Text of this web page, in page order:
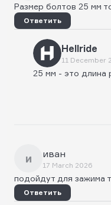
Размер болтов 25 мм
Ответить
Hellride
11 December
25 мм - это длина
и иван
17 March 2026
подойдут для зажима
Ответить